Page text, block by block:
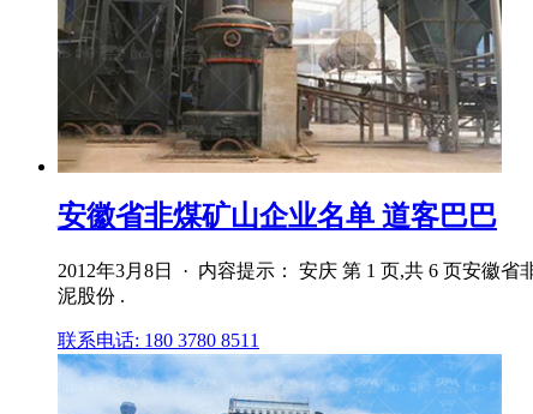
安徽省非煤矿山企业名单 道客巴巴
2012年3月8日 · 内容提示： 安庆 第 1 页,共 6 页安徽
泥股份 .
联系电话: 180 3780 8511